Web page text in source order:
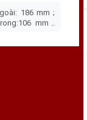
phí bảo dưỡng
việc bào mòn
186 mm ;
mm ;